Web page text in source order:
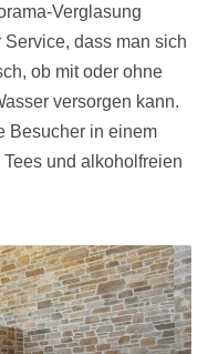
Verglasung
dass man sich
ob mit oder ohne
versorgen kann.
Besucher in einem
und alkoholfreien